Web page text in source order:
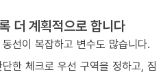
더 계획적으로 합니다
선이 복잡하고 변수도 많습니다.
한 체크로 우선 구역을 정하고,